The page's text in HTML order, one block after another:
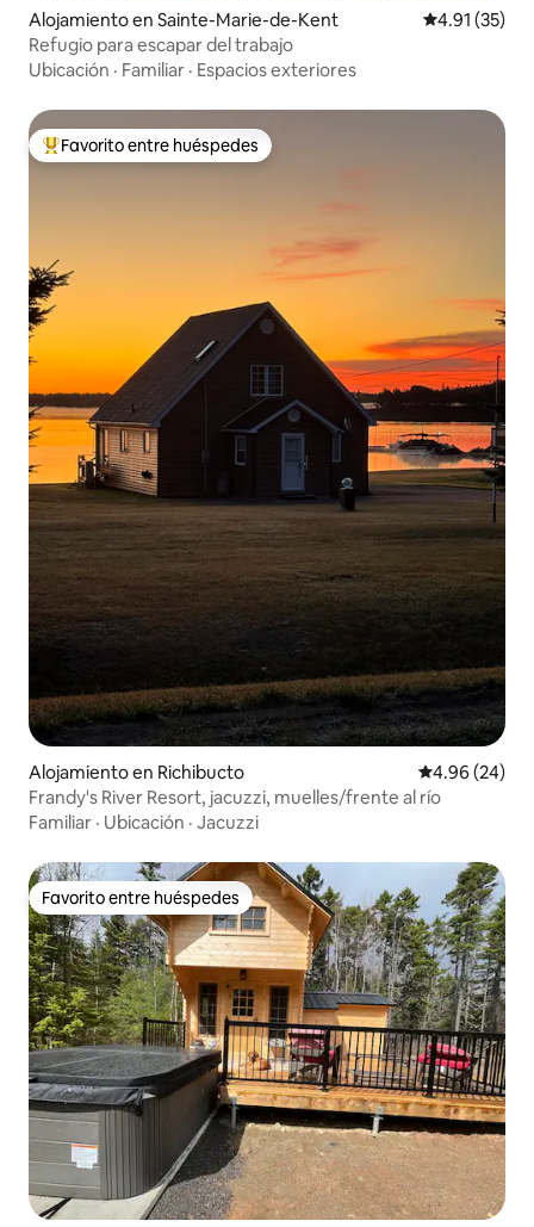
Alojamiento en Sainte-Marie-de-Kent Calificación
4.91 (35)
Refugio para escapar del trabajo
Ubicación · Familiar · Espacios exteriores
Favorito entre huéspedes preferido
Favorito entre huéspedes
Alojamiento en Richibucto Calificación
4.96 (24)
Frandy's River Resort, jacuzzi, muelles/frente al río
Familiar · Ubicación · Jacuzzi
Favorito entre huéspedes
Favorito entre huéspedes